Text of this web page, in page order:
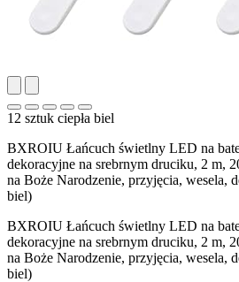
12 sztuk ciepła biel
BXROIU Łańcuch świetlny LED na
dekoracyjne na srebrnym druciku, 2 m,
na Boże Narodzenie, przyjęcia, wesela,
biel)
BXROIU Łańcuch świetlny LED na
dekoracyjne na srebrnym druciku, 2 m,
na Boże Narodzenie, przyjęcia, wesela,
biel)